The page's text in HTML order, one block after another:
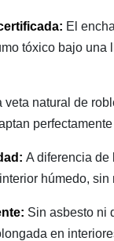
El
tóxico bajo
veta natural de
A diferencia de
húmedo,
Sin asbesto ni
en